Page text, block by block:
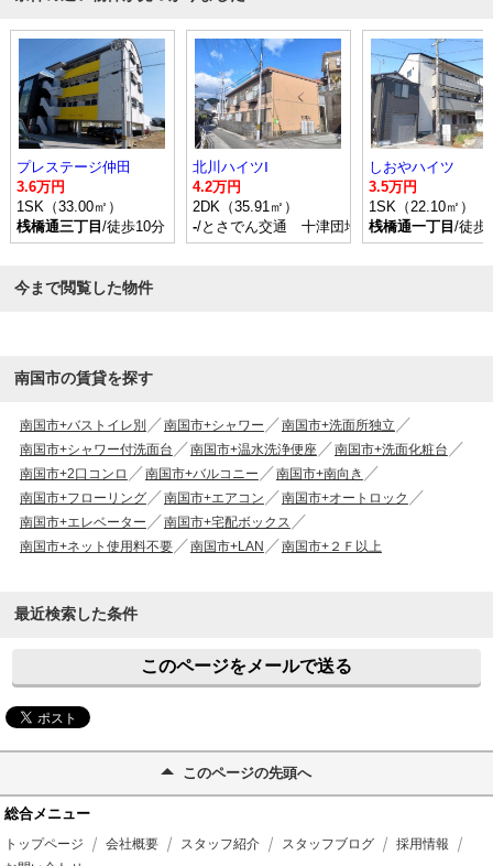
プレステージ仲田
3.6万円
1SK（33.00㎡）
桟橋通三丁目 /徒歩10分
北川ハイツⅠ
4.2万円
2DK（35.91㎡）
-/とさでん交通 十津団地二区 停歩3分
しおやハイツ
3.5万円
1SK（22.10㎡）
桟橋通一丁目 /徒歩
今まで閲覧した物件
南国市の賃貸を探す
南国市+バストイレ別 南国市+シャワー
南国市+洗面所独立
南国市+シャワー付洗面台
南国市+温水洗浄便座
南国市+洗面化粧台
南国市+2口コンロ
南国市+バルコニー
南国市+南向き
南国市+フローリング
南国市+エアコン
南国市+オートロック
南国市+エレベーター
南国市+宅配ボックス
南国市+ネット使用料不要
南国市+LAN 南国市+２Ｆ以上
最近検索した条件
このページをメールで送る
このページの先頭へ
総合メニュー
トップページ 会社概要 スタッフ紹介 スタッフブログ
採用情報